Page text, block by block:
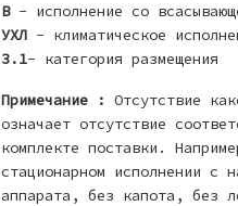
В - исполнение со
УХЛ - климатическое
3.1- категория размещения
Примечание : Отсутствие
означает отсутствие
комплекте поставки.
стационарном исполнении с
аппарата, без капота, без